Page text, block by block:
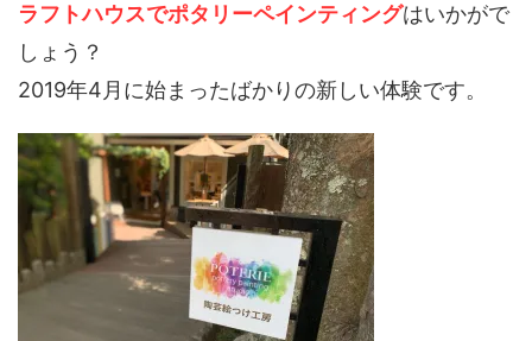
ラフトハウスでポタリーペインティングはいかがで
しょう？
2019年4月に始まったばかりの新しい体験です。